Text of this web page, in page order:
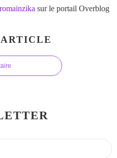
sur le portail Overblog